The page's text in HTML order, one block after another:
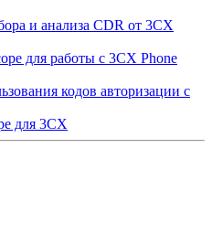
и анализа CDR от 3CX
для работы с 3CX Phone
кодов авторизации с
для 3CX